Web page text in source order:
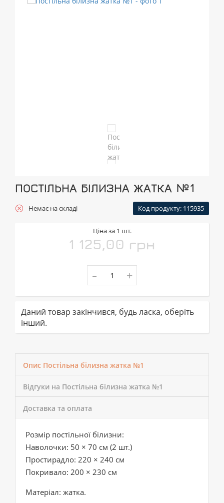
ПОСТІЛЬНА БІЛИЗНА ЖАТКА №1
Немає на складі Код продукту: 115935
Ціна за 1 шт.
1 125,00 грн
- +
Даний товар закінчився, будь ласка, оберіть
інший.
Опис Постільна білизна жатка №1
Відгуки на Постільна білизна жатка №1
Доставка та оплата
Розмір постільної білизни:
Наволочки: 50 × 70 см (2 шт.)
Простирадло: 220 × 240 см
Покривало: 200 × 230 см
Матеріал: жатка.